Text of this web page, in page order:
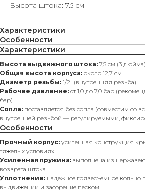
Высота штока: 7.5 см
Характеристики
Особенности
Характеристики
Высота выдвижного штока: 7,5 см (3 дюйма).
Общая высота корпуса: около 12,7 см.
Диаметр резьбы: 1/2" (внутренняя резьба).
Рабочее давление: от 1,0 до 7,0 бар
бар).
Сопла: поставляется без сопла (совместим со
внутренней резьбой — регулируемыми,
Особенности
Прочный корпус: усиленная конструкция
тяжелых условиях.
Усиленная пружина: выполнена из
возврата штока.
Уплотнение: надежное грязесъемное кольцо
выдвижении и засорение песком.
Хотитерассчитать